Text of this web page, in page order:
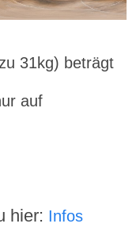
31kg) beträgt
auf
hier: Infos